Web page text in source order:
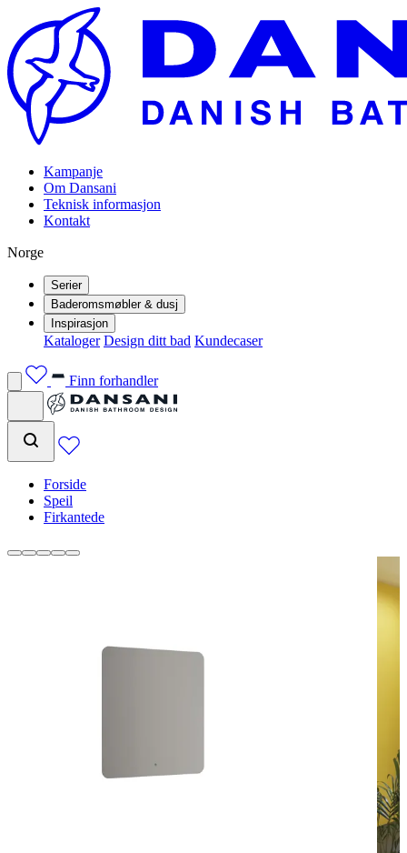
Kampanje
Om Dansani
Teknisk informasjon
Kontakt
Norge
Serier
Baderomsmøbler & dusj
Inspirasjon
Kataloger Design ditt bad Kundecaser
Finn forhandler
Forside
Speil
Firkantede